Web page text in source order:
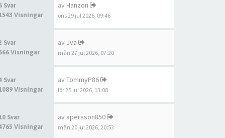
Svar
Visningar
av Hanzon
ons 29 jul 2026, 09:46
Svar
Visningar
av Jvä
mån 27 jul 2026, 07:20
Svar
Visningar
av TommyP86
lör 25 jul 2026, 13:08
Svar
Visningar
av apersson850
mån 20 jul 2026, 20:53